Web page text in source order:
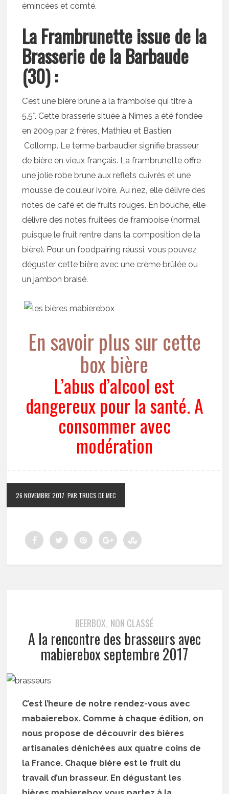
émincées et comté.
La Frambrunette issue de la
Brasserie de la Barbaude
(30) :
C’est une bière brune à la framboise qui titre à
5,5°. Cette brasserie située à Nîmes a été fondée
en 2009 par 2 frères, Mathieu et Bastien
Collomp. Le terme barbaudier signifie brasseur
de bière en vieux français. La frambrunette offre
une jolie robe brune aux reflets cuivrés et une
mousse de couleur ivoire. Au nez, elle délivre des
notes de café et de fruits rouges. En bouche, elle
délivre des notes fruitées de framboise (normal
puisque le fruit rentre dans la composition de la
bière). Pour un foodpairing réussi, vous pouvez
déguster cette bière avec une crème brûlée ou
un jambon braisé.
En savoir plus sur cette
box bière
L’abus d’alcool est
dangereux pour la santé. A
consommer avec
modération
26 NOVEMBRE 2017 PAR TRUCS DE MEC
BEERBOX, NON CLASSÉ
A la rencontre des brasseurs avec
mabierebox septembre 2017
C’est l’heure de notre rendez-vous avec
mabaierebox. Comme à chaque édition, on
nous propose de découvrir des bières
artisanales dénichées aux quatre coins de
la France. Chaque bière est le fruit du
travail d’un brasseur. En dégustant les